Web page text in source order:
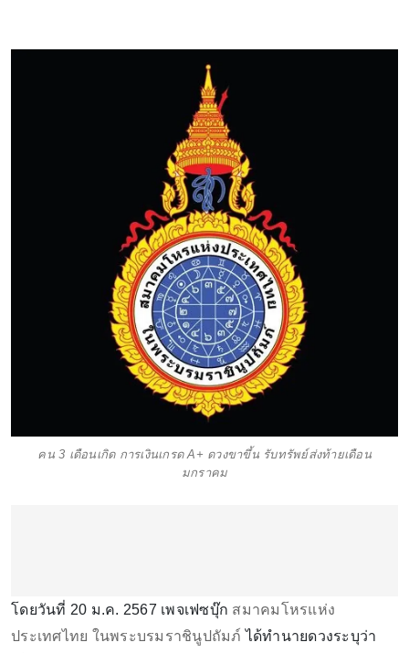
คน 3 เดือนเกิด การเงินเกรด A+ ดวงขาขึ้น รับทรัพย์ส่งท้ายเดือน
มกราคม
โดยวันที่ 20 ม.ค. 2567 เพจเฟซบุ๊ก สมาคมโหรแห่ง
ประเทศไทย ในพระบรมราชินูปถัมภ์ ได้ทำนายดวงระบุว่า